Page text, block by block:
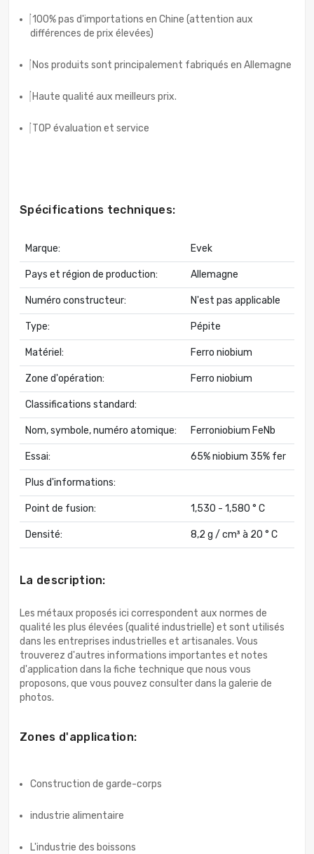
100% pas d'importations en Chine (attention aux
différences de prix élevées)
Nos produits sont principalement fabriqués en Allemagne
Haute qualité aux meilleurs prix.
TOP évaluation et service
Spécifications techniques:
Marque: Evek
Pays et région de production: Allemagne
Numéro constructeur: N'est pas applicable
Type: Pépite
Matériel: Ferro niobium
Zone d'opération: Ferro niobium
Classifications standard:
Nom, symbole, numéro atomique: Ferroniobium FeNb
Essai: 65% niobium 35% fer
Plus d'informations:
Point de fusion: 1,530 - 1,580 ° C
Densité: 8,2 g / cm³ à 20 ° C
La description:
Les métaux proposés ici correspondent aux normes de
qualité les plus élevées (qualité industrielle) et sont utilisés
dans les entreprises industrielles et artisanales. Vous
trouverez d'autres informations importantes et notes
d'application dans la fiche technique que nous vous
proposons, que vous pouvez consulter dans la galerie de
photos.
Zones d'application:
Construction de garde-corps
industrie alimentaire
L'industrie des boissons